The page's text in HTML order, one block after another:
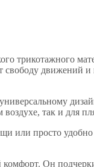
трикотажного
движений и
так и для
просто удобно
Он